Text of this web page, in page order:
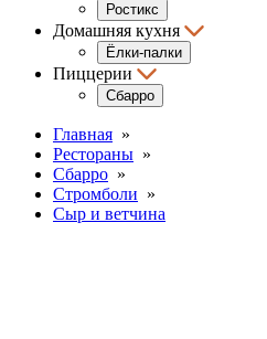
Ростикс
Домашняя кухня
Ёлки-палки
Пиццерии
Сбарро
Главная »
Рестораны »
Сбарро »
Стромболи »
Сыр и ветчина